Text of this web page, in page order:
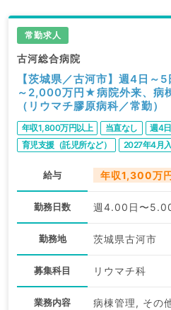
常勤求人
古河総合病院
【茨城県／古河市】週4日
～2,000万円★病院外来、病
（リウマチ膠原病科／常勤）
年収1,800万円以上 当直なし
週4
育児支援（託児所など）
2027年4月
給与 年収1,300万
勤務日数 週4.00日〜
勤務地 茨城県古河市
募集科目 リウマチ科
業務内容 病棟管理, その